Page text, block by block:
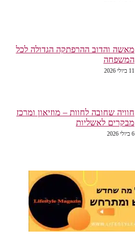
מאשה והדוב ההרפתקה הגדולה לכל
המשפחה
11 ביולי 2026
חוויה שחובה לחוות – מוזיאון ומרכז
מבקרים לאשליות
6 ביולי 2026